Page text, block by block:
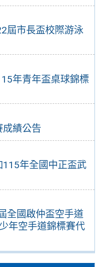
屆市長盃校際游泳
年青年盃桌球錦標
績公告
年全國中正盃武
全國啟仲盃空手道
年空手道錦標賽代